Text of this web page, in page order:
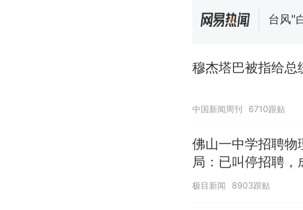
台风"
享界
热 那
穆杰塔巴被指给总
中国新闻周刊 6710跟贴
佛山一中学招聘物
局：已叫停招聘
极目新闻 8903跟贴